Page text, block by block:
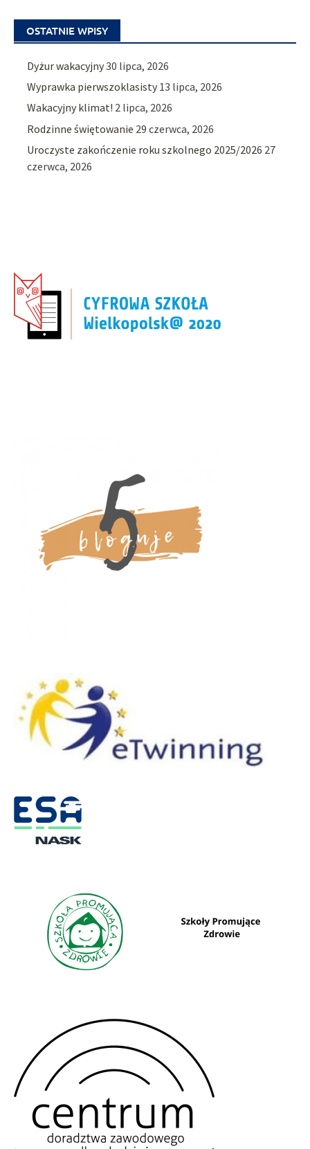
OSTATNIE WPISY
Dyżur wakacyjny30 lipca, 2026
Wyprawka pierwszoklasisty 13 lipca, 2026
Wakacyjny klimat! 2 lipca, 2026
Rodzinne świętowanie 29 czerwca, 2026
Uroczyste zakończenie roku szkolnego 2025/2026 27
czerwca, 2026